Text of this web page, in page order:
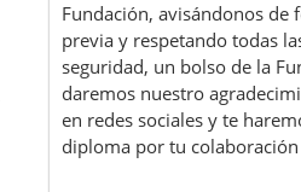
Fundación, avisándonos de
previa y respetando todas
seguridad, un bolso de la
daremos nuestro
en redes sociales y te
diploma por tu